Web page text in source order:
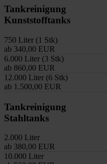
Tankreinigung
Kunststofftanks
750 Liter (1 Stk)
ab 340,00 EUR
6.000 Liter (3 Stk)
ab 860,00 EUR
12.000 Liter (6 Stk)
ab 1.500,00 EUR
Tankreinigung
Stahltanks
2.000 Liter
ab 380,00 EUR
10.000 Liter